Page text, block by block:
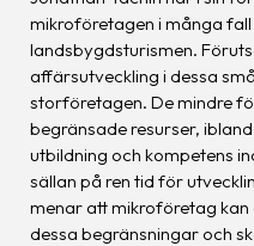
mikroföretagen i många
landsbygdsturismen.
affärsutveckling i dessa
storföretagen. De mindre
begränsade resurser,
utbildning och kompetens
sällan på ren tid för
menar att mikroföretag
dessa begränsningar och